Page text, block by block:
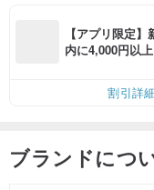
【アプリ限定
内に4,000円以
割引詳細
ブランドにつ